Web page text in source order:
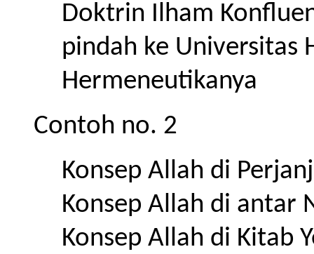
Doktrin Ilham
pindah ke Universitas
Hermeneutikanya
Contoh no. 2
Konsep Allah di
Konsep Allah di antar
Konsep Allah di Kitab